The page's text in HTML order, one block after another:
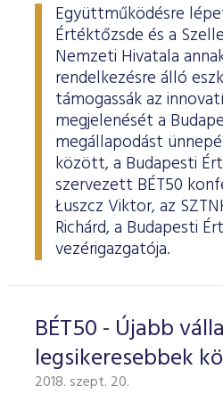
Együttműködésre
Értéktőzsde és a
Nemzeti Hivatala
rendelkezésre álló
támogassák az
megjelenését a
megállapodást
között, a Budapesti
szervezett BÉT50
Łuszcz Viktor, az
Richárd, a Budapesti
vezérigazgatója.
BÉT50 - Újabb
legsikeresebbek
2018. szept. 20.